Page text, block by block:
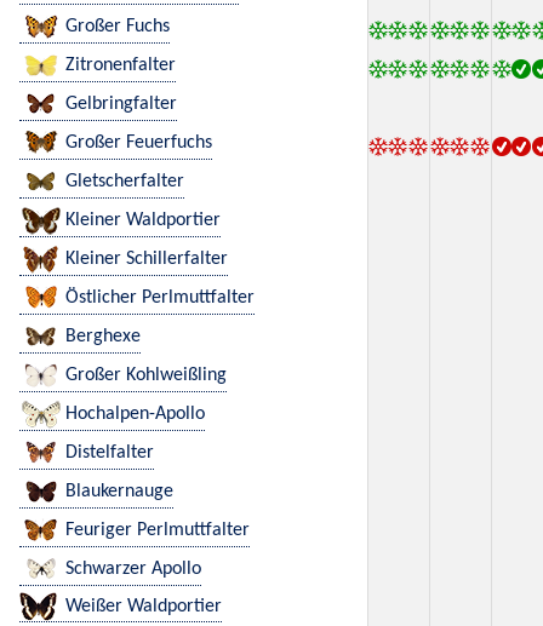
Großer Fuchs
Zitronenfalter
Gelbringfalter
Großer Feuerfuchs
Gletscherfalter
Kleiner Waldportier
Kleiner Schillerfalter
Östlicher Perlmuttfalter
Berghexe
Großer Kohlweißling
Hochalpen-Apollo
Distelfalter
Blaukernauge
Feuriger Perlmuttfalter
Schwarzer Apollo
Weißer Waldportier